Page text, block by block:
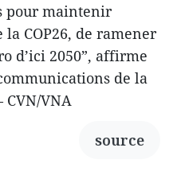
pour maintenir
COP26, de ramener
d’ici 2050”, affirme
de la
CVN/VNA
source